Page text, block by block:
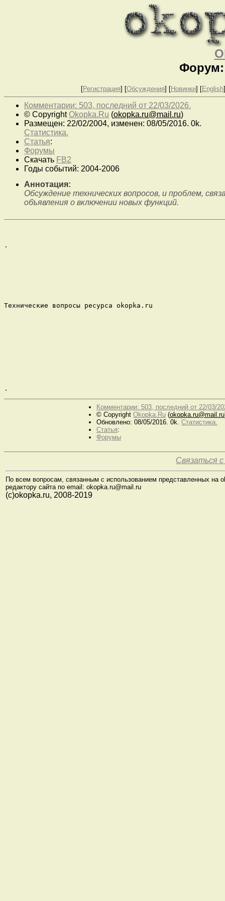
Форум:
[Регистрация] [Обсуждения] [Новинки] [English
Комментарии: 503, последний от 22/03/2026.
© Copyright Okopka.Ru (okopka.ru@mail.ru)
Размещен: 22/02/2004, изменен: 08/05/2016. 0k.
Статистика.
Статья:
Форумы
Скачать FB2
Годы событий: 2004-2006
Аннотация:
Обсуждение технических вопросов, и проблем,
объявления о включении новых функций.
.
Технические вопросы ресурса okopka.ru
.
Комментарии: 503, последний от 22/03/
© Copyright Okopka.Ru (okopka.ru@mail.ru
Обновлено: 08/05/2016. 0k. Статистика.
Статья:
Форумы
Связаться
По всем вопросам, связанным с использованием представленных на
редактору сайта по email: okopka.ru@mail.ru
(с)okopka.ru, 2008-2019